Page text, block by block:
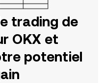
trading de
OKX et
potentiel